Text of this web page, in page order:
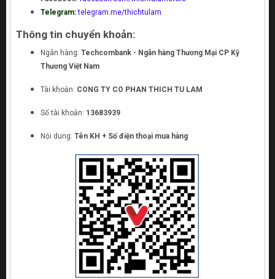
Telegram: telegram.me/thichtulam
Thông tin chuyển khoản:
Ngân hàng: Techcombank - Ngân hàng Thương Mại CP Kỹ
Thương Việt Nam
Tài khoản: CONG TY CO PHAN THICH TU LAM
Số tài khoản: 13683939
Nội dung: Tên KH + Số điện thoại mua hàng